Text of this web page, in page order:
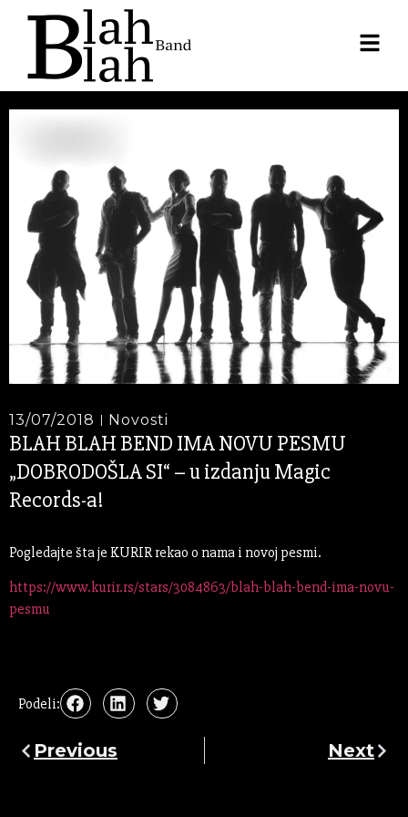
13/07/2018 Novosti
BLAH BLAH BEND IMA NOVU PESMU
„DOBRODOŠLA SI“ – u izdanju Magic
Records-a!
Pogledajte šta je KURIR rekao o nama i novoj pesmi.
https://www.kurir.rs/stars/3084863/blah-blah-bend-ima-novu-
pesmu
Podeli:
Previous Next